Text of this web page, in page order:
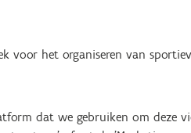
voor het organiseren van
dat we gebruiken om deze